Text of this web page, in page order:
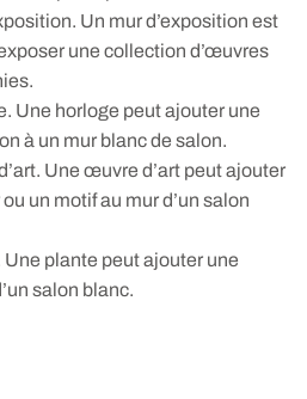
Un mur d’exposition est
une collection d’œuvres
Une horloge peut ajouter une
à un mur blanc de salon.
Une œuvre d’art peut ajouter
un motif au mur d’un salon
plante peut ajouter une
salon blanc.